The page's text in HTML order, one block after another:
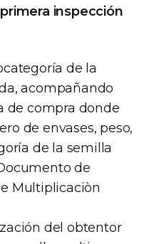
inspección
de la
acompañando
de compra donde
de envases, peso,
de la semilla
de
Multiplicaciòn
del obtentor